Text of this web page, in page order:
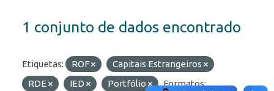
1 conjunto de dados encontrado
Etiquetas: ROF
Capitais Estrangeiros
RDE
IED Portfólio
Formatos: